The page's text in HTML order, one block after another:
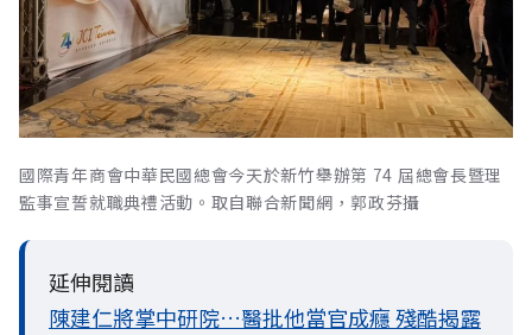
國際青年商會中華民國總會今天於新竹舉辦第 74 屆總會長暨理
監事宣誓就職典禮活動。取自聯合新聞網，郭政芬攝
延伸閱讀
陳建仁將掌中研院…醫批他當官成癮 殘酷揭露